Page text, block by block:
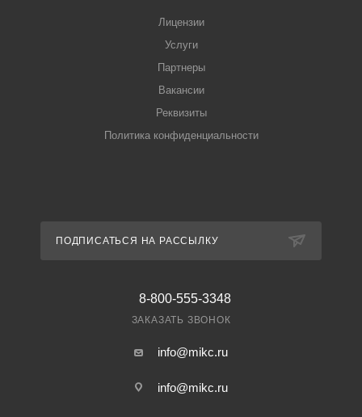
Лицензии
Услуги
Партнеры
Вакансии
Реквизиты
Политика конфиденциальности
ПОДПИСАТЬСЯ НА РАССЫЛКУ
8-800-555-3348
ЗАКАЗАТЬ ЗВОНОК
info@mikc.ru
info@mikc.ru